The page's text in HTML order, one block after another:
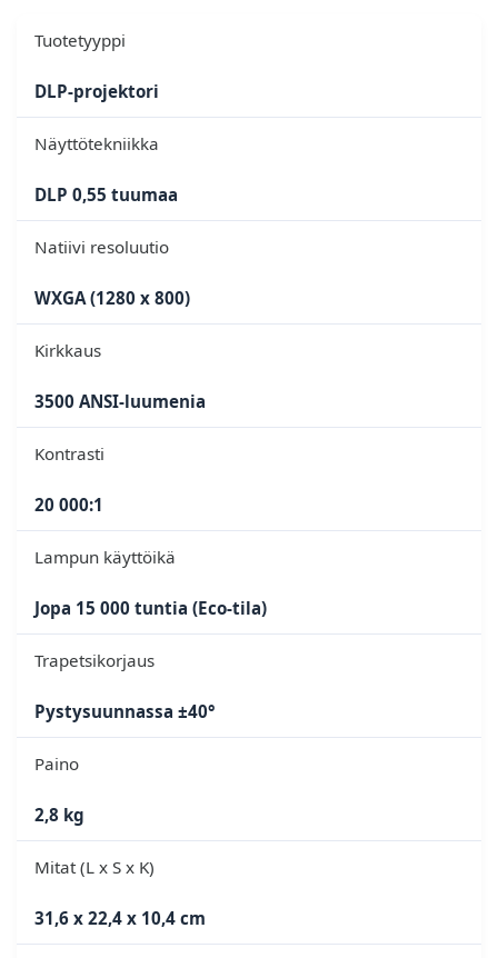
Tuotetyyppi
DLP-projektori
Näyttötekniikka
DLP 0,55 tuumaa
Natiivi resoluutio
WXGA (1280 x 800)
Kirkkaus
3500 ANSI-luumenia
Kontrasti
20 000:1
Lampun käyttöikä
Jopa 15 000 tuntia (Eco-tila)
Trapetsikorjaus
Pystysuunnassa ±40°
Paino
2,8 kg
Mitat (L x S x K)
31,6 x 22,4 x 10,4 cm